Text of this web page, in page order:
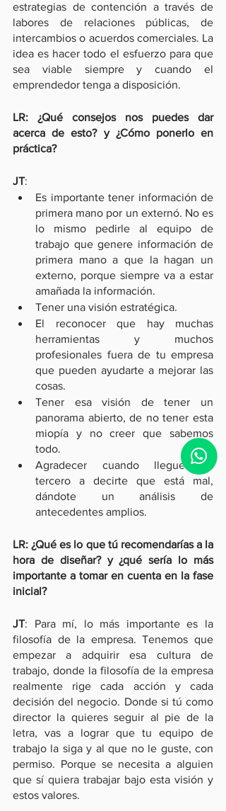
estrategias de contención a través de
labores de relaciones públicas, de
intercambios o acuerdos comerciales. La
idea es hacer todo el esfuerzo para que
sea viable siempre y cuando el
emprendedor tenga a disposición.
LR: ¿Qué consejos nos puedes dar
acerca de esto? y ¿Cómo ponerlo en
práctica?
JT:
Es importante tener información de
primera mano por un externó. No es
lo mismo pedirle al equipo de
trabajo que genere información de
primera mano a que la hagan un
externo, porque siempre va a estar
amañada la información.
Tener una visión estratégica.
El reconocer que hay muchas
herramientas y muchos
profesionales fuera de tu empresa
que pueden ayudarte a mejorar las
cosas.
Tener esa visión de tener un
panorama abierto, de no tener esta
miopía y no creer que sabemos
todo.
Agradecer cuando llegue un
tercero a decirte que está mal,
dándote un análisis de
antecedentes amplios.
LR: ¿Qué es lo que tú recomendarías a la
hora de diseñar? y ¿qué sería lo más
importante a tomar en cuenta en la fase
inicial?
JT: Para mí, lo más importante es la
filosofía de la empresa. Tenemos que
empezar a adquirir esa cultura de
trabajo, donde la filosofía de la empresa
realmente rige cada acción y cada
decisión del negocio. Donde si tú como
director la quieres seguir al pie de la
letra, vas a lograr que tu equipo de
trabajo la siga y al que no le guste, con
permiso. Porque se necesita a alguien
que sí quiera trabajar bajo esta visión y
estos valores.